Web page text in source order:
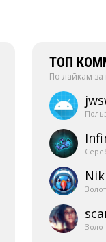
ТОП
По лайкам